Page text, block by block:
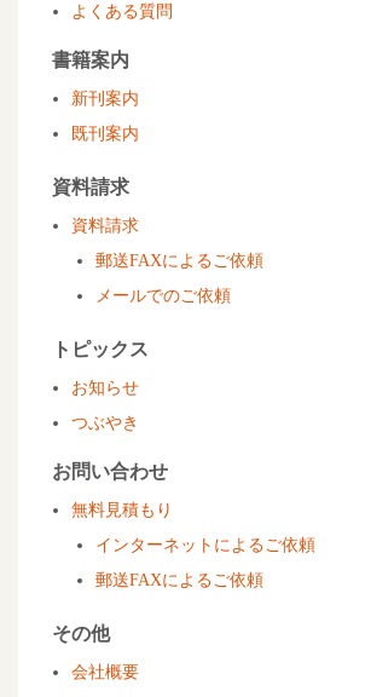
よくある質問
書籍案内
新刊案内
既刊案内
資料請求
資料請求
郵送FAXによるご依頼
メールでのご依頼
トピックス
お知らせ
つぶやき
お問い合わせ
無料見積もり
インターネットによるご依頼
郵送FAXによるご依頼
その他
会社概要